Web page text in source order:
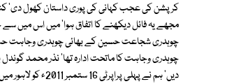
کرپشن کی عجب کہانی کی پوری داستان کھول دی'
چوہدری شجاعت حسین کے بھائی چوہدری وجاہت حسین
چوہدری وجاہت کا ماتحت ادارہ تھا' نذر محمد گوندل